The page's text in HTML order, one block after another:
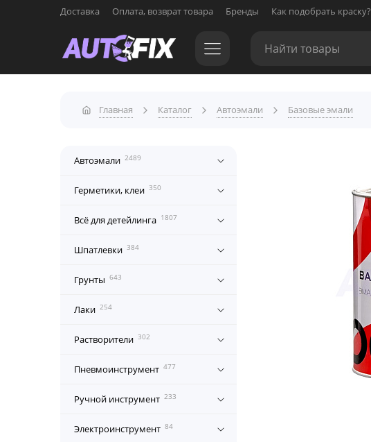
Доставка Оплата, возврат товара Бренды Как подобрать краску?
Главная Каталог Автоэмали Базовые эмали
Автоэмали 2489
Герметики, клеи 350
Всё для детейлинга 1807
Шпатлевки 384
Грунты 643
Лаки 254
Растворители 302
Пневмоинструмент 477
Ручной инструмент 233
Электроинструмент 84